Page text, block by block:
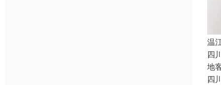
温
四
地
四